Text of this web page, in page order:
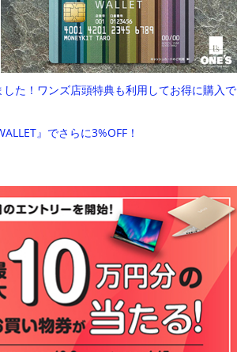
た！ワンズ店頭特典も利用してお得に購入で
』でさらに3%OFF！